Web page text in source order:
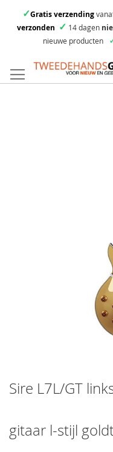
✓Gratis verzending
verzonden ✓ 14 dagen
nieuwe producten
direct
door
Sire L7L/GT
gitaar l-stijl
to
the
the